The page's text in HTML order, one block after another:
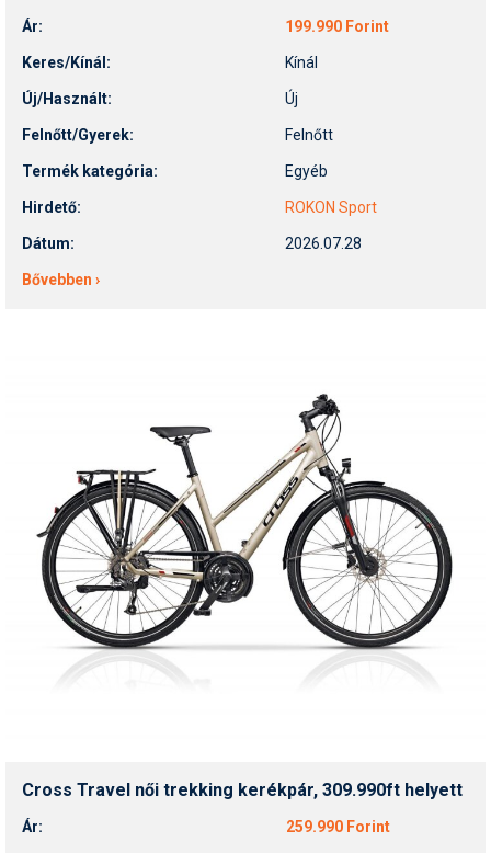
Ár: 199.990 Forint
Keres/Kínál: Kínál
Új/Használt: Új
Felnőtt/Gyerek: Felnőtt
Termék kategória: Egyéb
Hirdető: ROKON Sport
Dátum: 2026.07.28
Bővebben ›
Cross Travel női trekking kerékpár, 309.990ft helyett
Ár: 259.990 Forint